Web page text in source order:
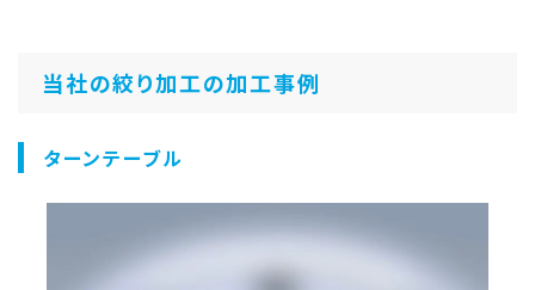
当社の絞り加工の加工事例
ターンテーブル